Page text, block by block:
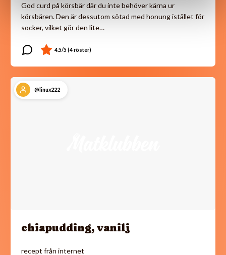
God curd på körsbär där du inte behöver kärna ur
körsbären. Den är dessutom sötad med honung istället för
socker, vilket gör den lite…
@linux222
chiapudding, vanilj
recept från internet